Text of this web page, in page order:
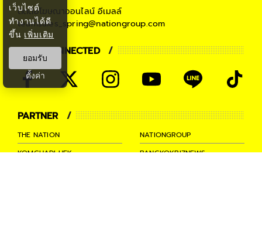
ติดต่อโฆษณาออนไลน์ อีเมลล์
teamsales_spring@nationgroup.com
STAY CONNECTED
PARTNER
THE NATION
NATIONGROUP
KOMCHADLUEK
BANGKOKBIZNEWS
เว็บไซต์
ทำงานได้ดี
ขึ้น เพิ่มเติม
ยอมรับ
ตั้งค่า